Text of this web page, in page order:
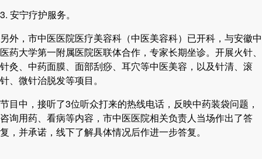
3. 安宁疗护服务。
另外，市中医医院医疗美容科（中医美容科）已开科，与安徽中
医药大学第一附属医院医联体合作，专家长期坐诊。开展火针、
针灸、中药面膜、面部刮痧、耳穴等中医美容，以及针清、滚
针、微针治脱发等项目。
节目中，接听了3位听众打来的热线电话，反映中药装袋问题，
咨询用药、看病等内容，市中医医院相关负责人当场作出了答
复，并承诺，线下了解具体情况后作进一步答复。